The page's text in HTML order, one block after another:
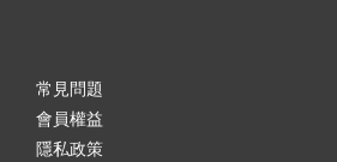
常見問題
會員權益
隱私政策